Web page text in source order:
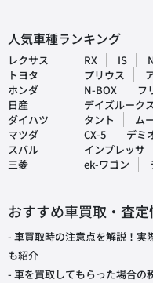
人気車種ランキング
レクサス RX IS
トヨタ
プリウス
ホンダ
N-BOX フ
日産
デイズルーク
ダイハツ
タント ム
マツダ
CX-5 デミ
スバル
インプレッサ
三菱
ek-ワゴン
おすすめ車買取・査定
- 車買取時の注意点を解説！実
も紹介
- 車を買取してもらった場合の